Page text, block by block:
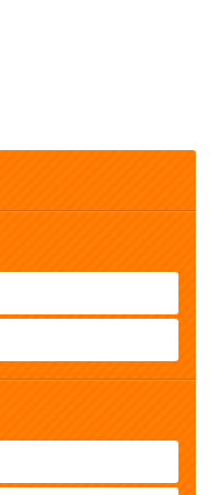
へ: 徳島県糖尿病対策推進講